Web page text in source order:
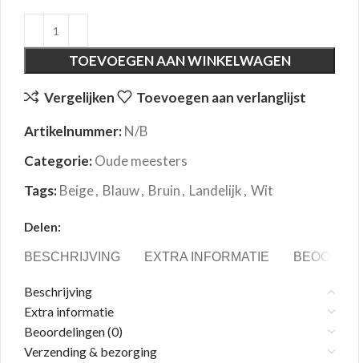
TOEVOEGEN AAN WINKELWAGEN
Vergelijken Toevoegen aan verlanglijst
Artikelnummer:N/B
Categorie:Oude meesters
Tags:Beige, Blauw, Bruin, Landelijk, Wit
Delen:
BESCHRIJVING EXTRA INFORMATIE
Beschrijving
Extra informatie
Beoordelingen (0)
Verzending & bezorging